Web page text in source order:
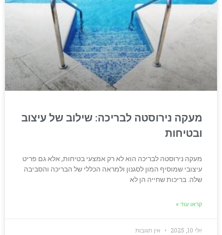
מעקה נירוסטה לבריכה: שילוב של עיצוב
ובטיחות
מעקה נירוסטה לבריכה הוא לא רק אמצעי בטיחות, אלא גם פריט
עיצובי שמוסיף המון לסגנון ולמראה הכללי של הבריכה והסביבה
שלה. בריכות שחייה הן לא
קראו עוד »
אין תגובות